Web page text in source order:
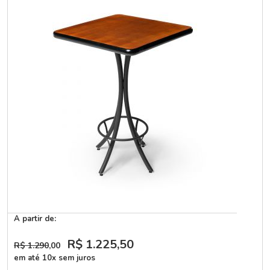
A partir de:
R$ 1.290,00 R$ 1.225,50
em até 10x sem juros